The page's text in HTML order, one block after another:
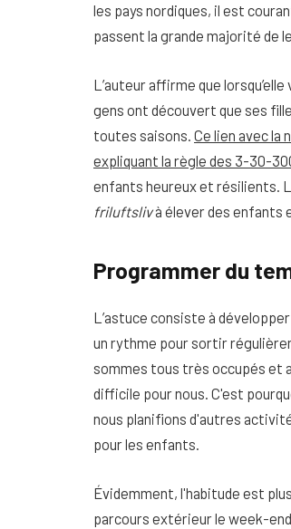
les pays nordiques, il est
passent la grande majorité de
L’auteur affirme que
gens ont découvert que ses
toutes saisons. Ce lien avec la
expliquant la règle des 3-30-
enfants heureux et résilients.
friluftslivà élever des enfants
Programmer du
L’astuce consiste à
un rythme pour sortir
sommes tous très occupés et
difficile pour nous. C'est
nous planifions d'autres
pour les enfants.
Évidemment, l'habitude est
parcours extérieur le week-